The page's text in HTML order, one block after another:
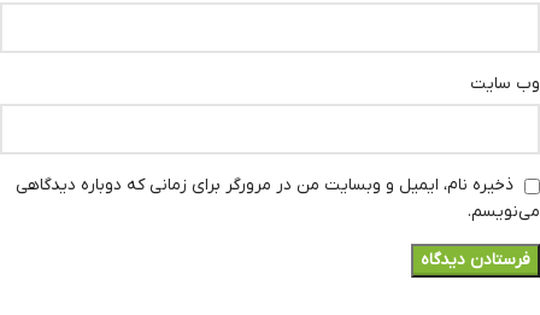
وب‌ سایت
ذخیره نام، ایمیل و وبسایت من در مرورگر برای زمانی که دوباره دیدگاهی
می‌نویسم.